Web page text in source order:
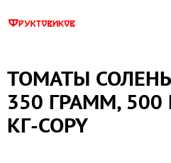
ТОМАТЫ
350 ГРАММ, 500
КГ-COPY